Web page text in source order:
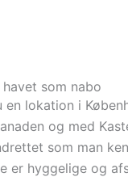
havet som nabo
en lokation i
og med
som man
er hyggelige og